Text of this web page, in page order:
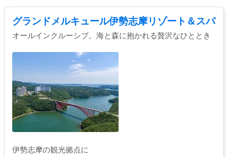
グランドメルキュール伊勢志摩リゾート＆スパ
オールインクルーシブ。海と森に抱かれる贅沢なひととき
伊勢志摩の観光拠点に